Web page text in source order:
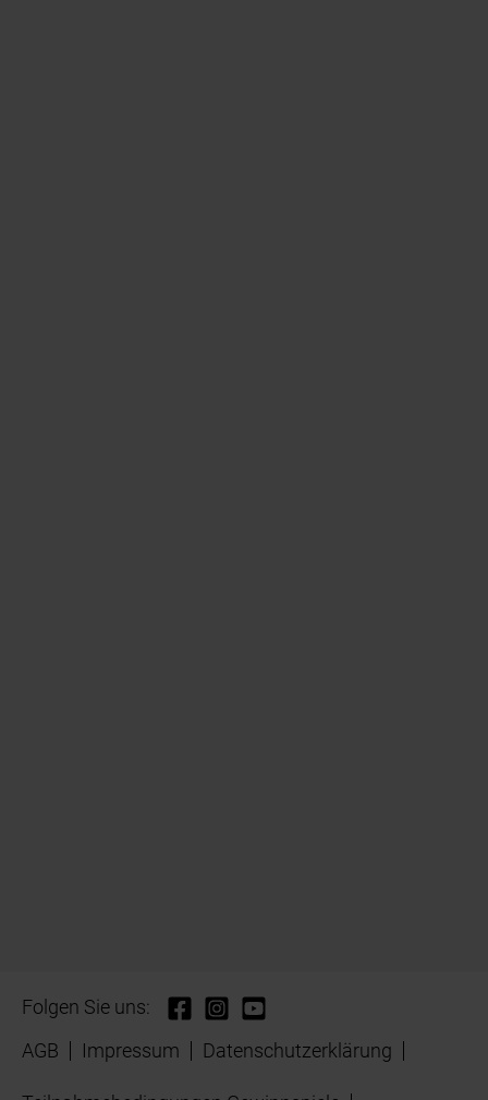
Folgen Sie uns:
AGB
Impressum Datenschutzerklärung